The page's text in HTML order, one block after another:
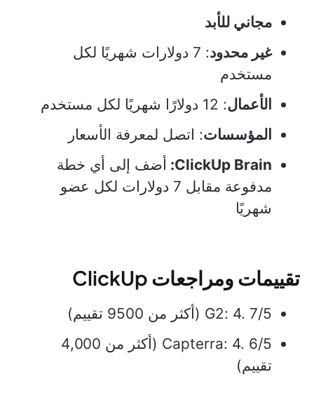
مجاني للأبد
غير محدود
: 7 دولارات شهريًا لكل
مستخدم
الأعمال: 12 دولارًا شهريًا لكل مستخدم
المؤسسات: اتصل لمعرفة الأسعار
ClickUp Brain: أضف إلى أي خطة
مدفوعة مقابل 7 دولارات لكل عضو
شهريًا
تقييمات ومراجعات ClickUp
G2: 4. 7/5 (أكثر من 9500 تقييم)
Capterra: 4. 6/5 (أكثر من 4,000
تقييم)